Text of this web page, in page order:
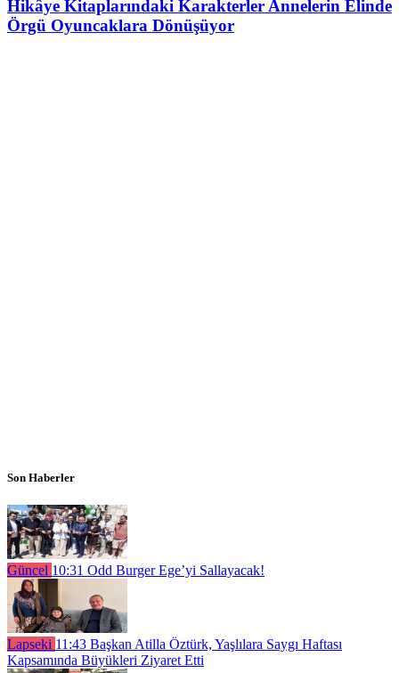
Hikâye Kitaplarındaki Karakterler Annelerin Elinde
Örgü Oyuncaklara Dönüşüyor
Son Haberler
Güncel 10:31 Odd Burger Ege’yi Sallayacak!
Lapseki 11:43 Başkan Atilla Öztürk, Yaşlılara Saygı Haftası
Kapsamında Büyükleri Ziyaret Etti